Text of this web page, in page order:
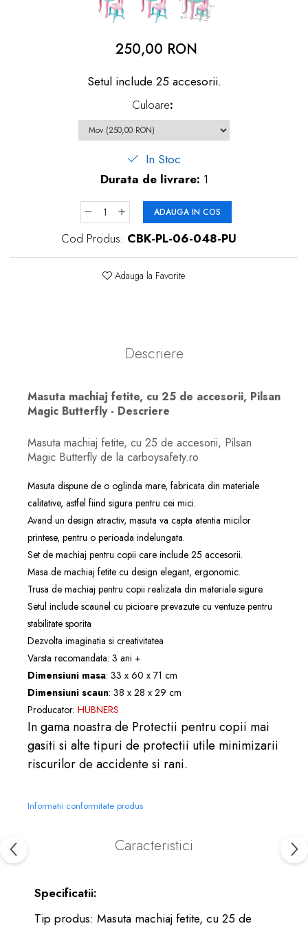
dopuri de urechi
250,00 RON
Setul include 25 accesorii.
Culoare:
In Stoc
Durata de livrare: 1
ADAUGA IN COS
Cod Produs: CBK-PL-06-048-PU
Adauga la Favorite
Descriere
Masuta machiaj fetite, cu 25 de accesorii, Pilsan
Magic Butterfly - Descriere
Masuta machiaj fetite, cu 25 de accesorii, Pilsan
Magic Butterfly de la carboysafety.ro
Masuta dispune de o oglinda mare, fabricata din materiale
calitative, astfel fiind sigura pentru cei mici.
Avand un design atractiv, masuta va capta atentia micilor
printese, pentru o perioada indelungata.
Set de machiaj pentru copii care include 25 accesorii.
Masa de machiaj fetite cu design elegant, ergonomic.
Trusa de machiaj pentru copii realizata din materiale sigure.
Setul include scaunel cu picioare prevazute cu ventuze pentru
stabilitate sporita
Dezvolta imaginatia si creativitatea
Varsta recomandata: 3 ani +
Dimensiuni masa: 33 x 60 x 71 cm
Dimensiuni scaun: 38 x 28 x 29 cm
Producator: HUBNERS
In gama noastra de Protectii pentru copii mai
gasiti si alte tipuri de protectii utile minimizarii
riscurilor de accidente si rani.
Informatii conformitate produs
Caracteristici
Specificatii:
Tip produs: Masuta machiaj fetite, cu 25 de